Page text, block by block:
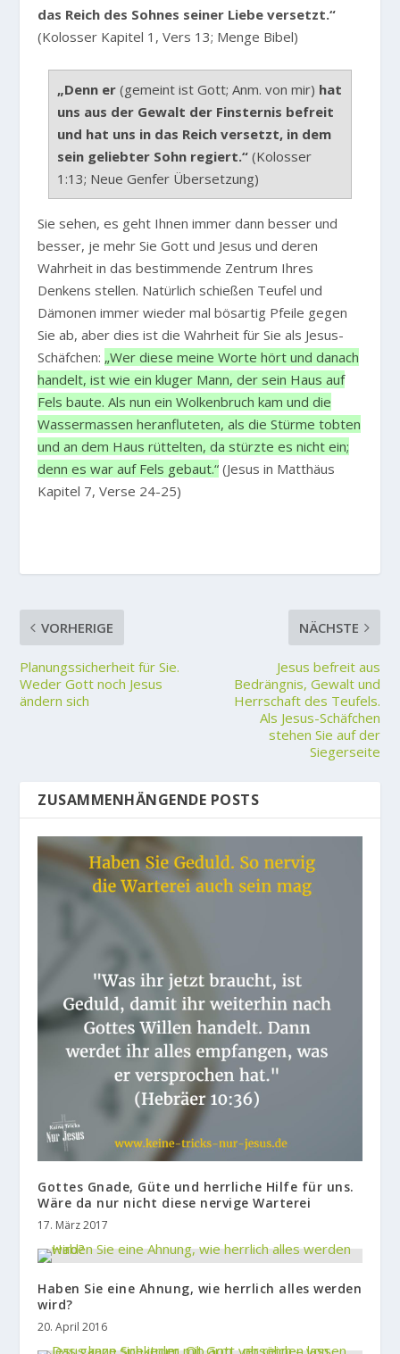
das Reich des Sohnes seiner Liebe versetzt.“
(Kolosser Kapitel 1, Vers 13; Menge Bibel)
„Denn er(gemeint ist Gott; Anm. von mir) hat
uns aus der Gewalt der Finsternis befreit
und hat uns in das Reich versetzt, in dem
sein geliebter Sohn regiert.“(Kolosser
1:13; Neue Genfer Übersetzung)
Sie sehen, es geht Ihnen immer dann besser und
besser, je mehr Sie Gott und Jesus und deren
Wahrheit in das bestimmende Zentrum Ihres
Denkens stellen. Natürlich schießen Teufel und
Dämonen immer wieder mal bösartig Pfeile gegen
Sie ab, aber dies ist die Wahrheit für Sie als Jesus-
Schäfchen: „Wer diese meine Worte hört und danach
handelt, ist wie ein kluger Mann, der sein Haus auf
Fels baute. Als nun ein Wolkenbruch kam und die
Wassermassen heranfluteten, als die Stürme tobten
und an dem Haus rüttelten, da stürzte es nicht ein;
denn es war auf Fels gebaut.“ (Jesus in Matthäus
Kapitel 7, Verse 24-25)
VORHERIGE
Planungssicherheit für Sie.
Weder Gott noch Jesus
ändern sich
NÄCHSTE
Jesus befreit aus
Bedrängnis, Gewalt und
Herrschaft des Teufels.
Als Jesus-Schäfchen
stehen Sie auf der
Siegerseite
ZUSAMMENHÄNGENDE POSTS
Gottes Gnade, Güte und herrliche Hilfe für uns.
Wäre da nur nicht diese nervige Warterei
17. März 2017
Haben Sie eine Ahnung, wie herrlich alles werden
wird?
20. April 2016